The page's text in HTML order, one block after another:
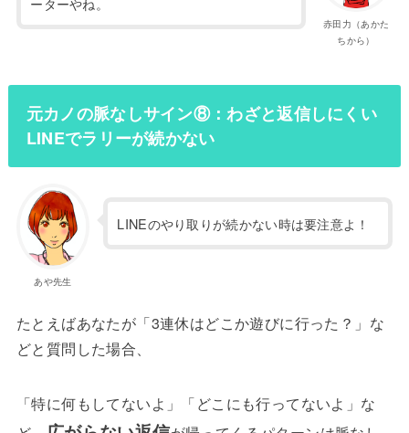
赤田力（あかた
ちから）
元カノの脈なしサイン⑧：わざと返信しにくい
LINEでラリーが続かない
あや先生
LINEのやり取りが続かない時は要注意よ！
たとえばあなたが「3連休はどこか遊びに行った？」な
どと質問した場合、
「特に何もしてないよ」「どこにも行ってないよ」な